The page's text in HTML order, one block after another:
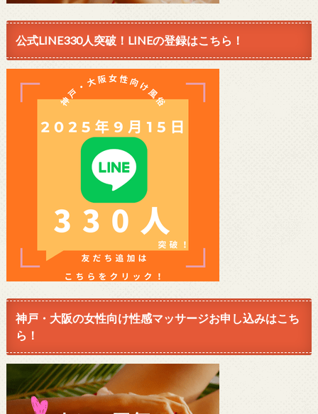
公式LINE330人突破！LINEの登録はこちら！
神戸・大阪の女性向け性感マッサージお申し込みはこち
ら！